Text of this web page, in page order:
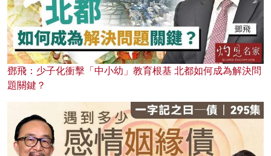
鄧飛：少子化衝擊「中小幼」教育根基 北都如何成為解決問
題關鍵？